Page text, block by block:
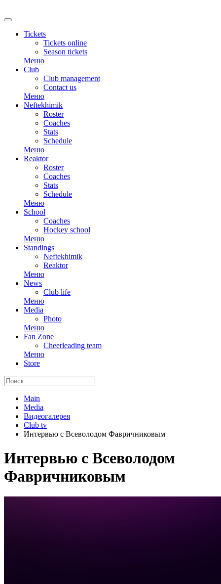
Tickets
Tickets online
Season tickets
Меню
Club
Club management
Contact us
Меню
Neftekhimik
Roster
Coaches
Stats
Schedule
Меню
Reaktor
Roster
Coaches
Stats
Schedule
Меню
School
Coaches
Hockey school
Меню
Standings
Neftekhimik
Reaktor
Меню
News
Club life
Меню
Media
Photo
Меню
Fan Zone
Cheerleading team
Меню
Store
Main
Media
Видеогалерея
Club tv
Интервью с Всеволодом Фавричниковым
Интервью с Всеволодом
Фавричниковым